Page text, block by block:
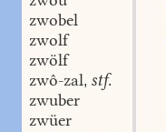
zwobel
zwolf
zwölf
zwô-zal, stf.
zwuber
zwüer